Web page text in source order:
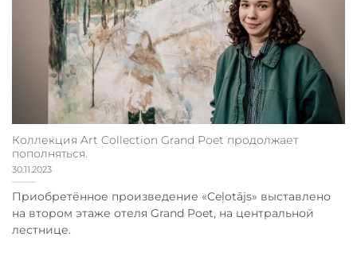
Коллекция Art Collection Grand Poet продолжает
пополняться.
30.11.2023
Приобретённое произведение «Ceļotājs» выставлено
на втором этаже отеля Grand Poet, на центральной
лестнице.